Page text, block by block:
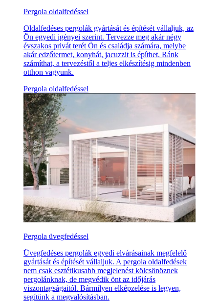
Pergola oldalfedéssel
Oldalfedéses pergolák gyártását és építését vállaljuk, az
Ön egyedi igényei szerint. Tervezze meg akár négy
évszakos privát terét Ön és családja számára, melybe
akár edzőtermet, konyhát, jacuzzit is építhet. Ránk
számíthat, a tervezéstől a teljes elkészítésig mindenben
otthon vagyunk.
Pergola oldalfedéssel
Pergola üvegfedéssel
Üvegfedéses pergolák egyedi elvárásainak megfelelő
gyártását és építését vállaljuk. A pergola oldalfedések
nem csak esztétikusabb megjelenést kölcsönöznek
pergolánknak, de megvédik önt az időjárás
viszontagságaitól. Bármilyen elképzelése is legyen,
segítünk a megvalósításban.